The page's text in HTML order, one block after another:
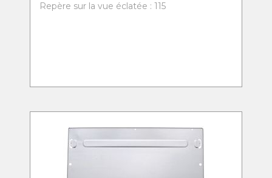
Repère sur la vue éclatée : 115